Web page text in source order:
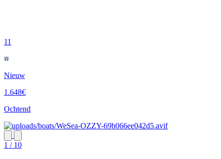
11
Nieuw
1.648€
Ochtend
1 / 10